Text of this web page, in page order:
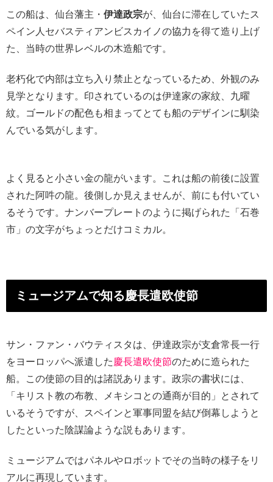
この船は、仙台藩主・ 伊達政宗が、仙台に滞在していたス
ペイン人セバスティアンビスカイノの協力を得て造り上げ
た、当時の世界レベルの木造船です。
老朽化で内部は立ち入り禁止となっているため、外観のみ
見学となります。印されているのは伊達家の家紋、九曜
紋。ゴールドの配色も相まってとても船のデザインに馴染
んでいる気がします。
よく見ると小さい金の龍がいます。これは船の前後に設置
された阿吽の龍。後側しか見えませんが、前にも付いてい
るそうです。ナンバープレートのように掲げられた「石巻
市」の文字がちょっとだけコミカル。
ミュージアムで知る慶長遣欧使節
サン・ファン・バウティスタは、伊達政宗が支倉常長一行
をヨーロッパへ派遣した 慶長遣欧使節のために造られた
船。この使節の目的は諸説あります。政宗の書状には、
「キリスト教の布教、メキシコとの通商が目的」とされて
いるそうですが、スペインと軍事同盟を結び倒幕しようと
したといった陰謀論ような説もあります。
ミュージアムではパネルやロボットでその当時の様子をリ
アルに再現しています。